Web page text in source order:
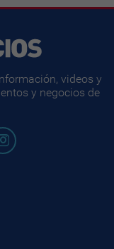
videos y
y negocios de